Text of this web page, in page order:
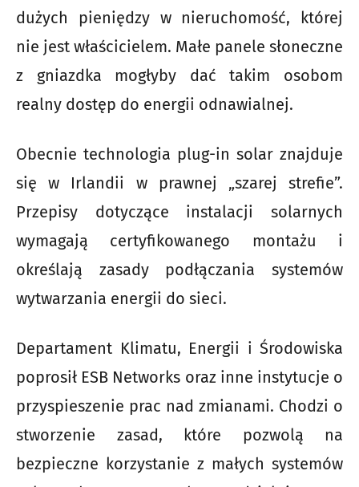
dużych pieniędzy w nieruchomość, której
nie jest właścicielem. Małe panele słoneczne
z gniazdka mogłyby dać takim osobom
realny dostęp do energii odnawialnej.
Obecnie technologia plug-in solar znajduje
się w Irlandii w prawnej „szarej strefie”.
Przepisy dotyczące instalacji solarnych
wymagają certyfikowanego montażu i
określają zasady podłączania systemów
wytwarzania energii do sieci.
Departament Klimatu, Energii i Środowiska
poprosił ESB Networks oraz inne instytucje o
przyspieszenie prac nad zmianami. Chodzi o
stworzenie zasad, które pozwolą na
bezpieczne korzystanie z małych systemów